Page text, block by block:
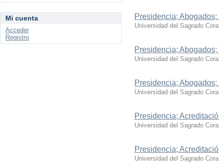
Presidencia;
Universidad del Sagrado
Presidencia;
Universidad del Sagrado
Presidencia;
Universidad del Sagrado
Presidencia;
Universidad del Sagrado
Presidencia;
Universidad del Sagrado
Mi cuenta
Acceder
Registro